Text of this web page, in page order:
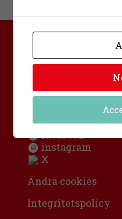
Bona folkhögskola
Urban Hjärnes väg
Sverige
instagram
X
Ändra cookies
Integritetspolicy